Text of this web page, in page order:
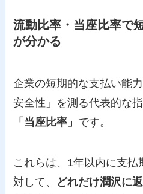
流動比率・当座比率で
が分かる
企業の短期的な支払い能
安全性」を測る代表的な
「当座比率」 です。
これらは、1年以内に支払
対して、
どれだけ潤沢に